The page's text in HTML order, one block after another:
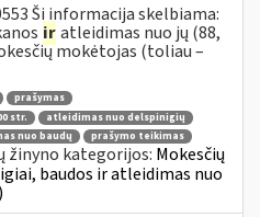
Ši informacija skelbiama:
iratleidimas nuo jų (88,
mokėtojas (toliau –
prašymas
str.
atleidimas nuo delspinigių
nuo baudų
prašymo teikimas
žinyno kategorijos: Mokesčių
baudos ir atleidimas nuo